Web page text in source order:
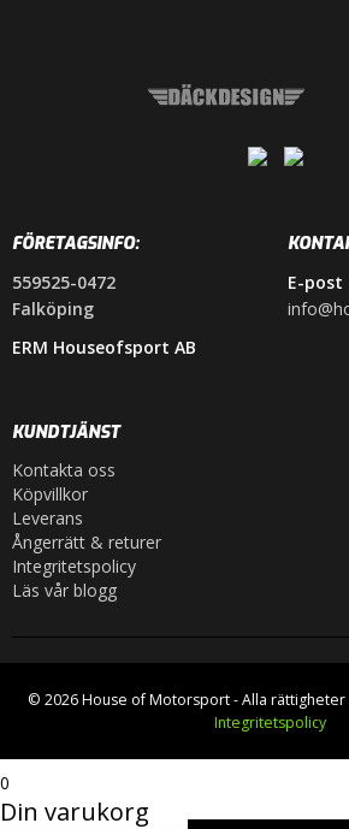
FÖRETAGSINFO:
559525-0472
Falköping
ERM Houseofsport AB
E-post
KUNDTJÄNST
Kontakta oss
Köpvillkor
Leverans
Ångerrätt & returer
Integritetspolicy
Läs vår blogg
© 2026 House of Motorsport - Alla
Integritetspolicy
0
Din varukorg